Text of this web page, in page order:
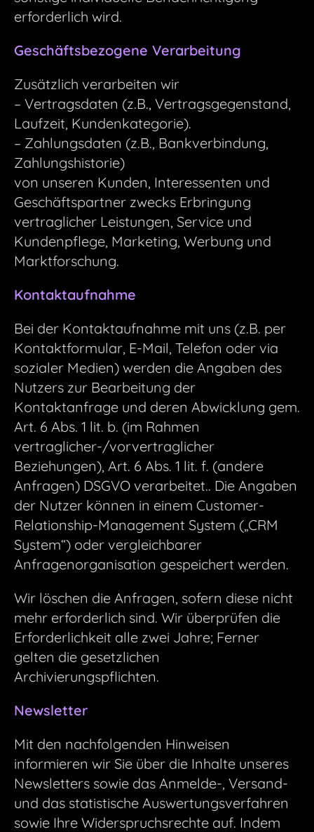
erforderlich wird.
Geschäftsbezogene Verarbeitung
Zusätzlich verarbeiten wir
– Vertragsdaten (z.B., Vertragsgegenstand,
Laufzeit, Kundenkategorie).
– Zahlungsdaten (z.B., Bankverbindung,
Zahlungshistorie)
von unseren Kunden, Interessenten und
Geschäftspartner zwecks Erbringung
vertraglicher Leistungen, Service und
Kundenpflege, Marketing, Werbung und
Marktforschung.
Kontaktaufnahme
Bei der Kontaktaufnahme mit uns (z.B. per
Kontaktformular, E-Mail, Telefon oder via
sozialer Medien) werden die Angaben des
Nutzers zur Bearbeitung der
Kontaktanfrage und deren Abwicklung gem.
Art. 6 Abs. 1 lit. b. (im Rahmen
vertraglicher-/vorvertraglicher
Beziehungen), Art. 6 Abs. 1 lit. f. (andere
Anfragen) DSGVO verarbeitet.. Die Angaben
der Nutzer können in einem Customer-
Relationship-Management System („CRM
System“) oder vergleichbarer
Anfragenorganisation gespeichert werden.
Wir löschen die Anfragen, sofern diese nicht
mehr erforderlich sind. Wir überprüfen die
Erforderlichkeit alle zwei Jahre; Ferner
gelten die gesetzlichen
Archivierungspflichten.
Newsletter
Mit den nachfolgenden Hinweisen
informieren wir Sie über die Inhalte unseres
Newsletters sowie das Anmelde-, Versand-
und das statistische Auswertungsverfahren
sowie Ihre Widerspruchsrechte auf. Indem